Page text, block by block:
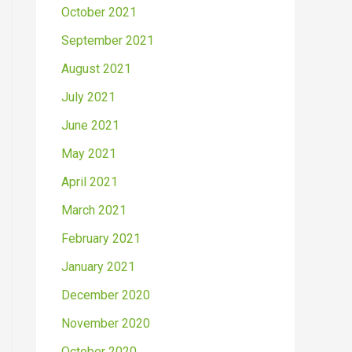
October 2021
September 2021
August 2021
July 2021
June 2021
May 2021
April 2021
March 2021
February 2021
January 2021
December 2020
November 2020